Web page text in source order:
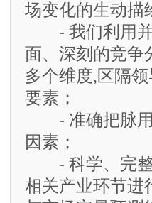
场变化的生动描
- 我们利用并
面、深刻的竞争
多个维度,区隔
要素；
- 准确把脉用
因素；
- 科学、完整
相关产业环节进